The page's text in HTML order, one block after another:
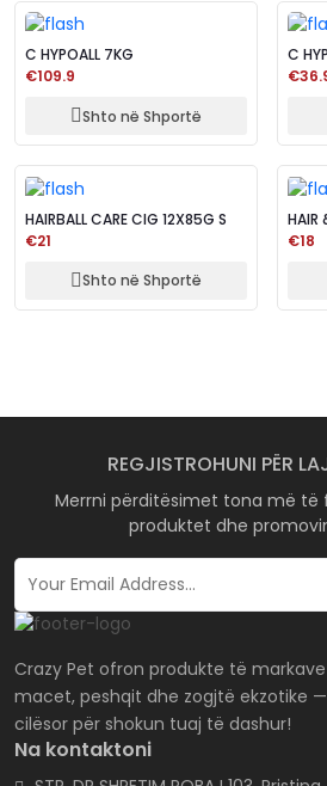
C HYPOALL 7KG
€109.9
Shto në Shportë
C
HAIRBALL CARE CIG 12X85G S
€21
Shto në Shportë
HAIR
€18
Crazy Pet ofron produkte të
macet, peshqit dhe zogjtë ekzotike
cilësor për shokun tuaj të dashur!
REGJISTROHUNI PËR
Merrni përditësimet tona më të
produktet dhe
Na kontaktoni